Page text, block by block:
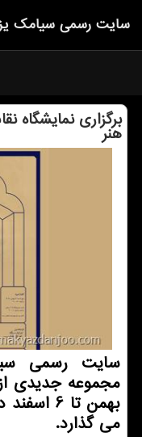
سایت رسمی سیامك
برگزاری نمایشگاه
هنر
سایت رسمی
بهمن تا
می گذارد.